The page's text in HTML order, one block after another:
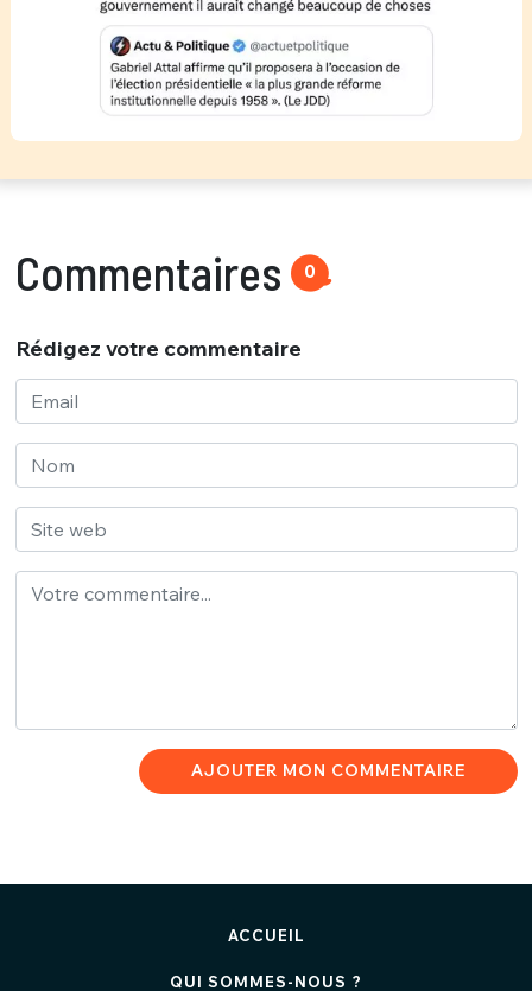
Commentaires 0
Rédigez votre commentaire
AJOUTER MON COMMENTAIRE
ACCUEIL
QUI SOMMES-NOUS ?